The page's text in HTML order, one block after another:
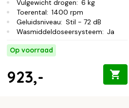
Vulgewicht drogen: 6 kg
Toerental: 1400 rpm
Geluidsniveau: Stil - 72 dB
Wasmiddeldoseersysteem: Ja
Op voorraad
923,-